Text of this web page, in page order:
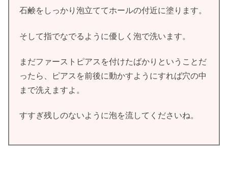
石鹸をしっかり泡立ててホールの付近に塗ります。
そして指でなでるように優しく泡で洗います。
まだファーストピアスを付けたばかりということだ
ったら、ピアスを前後に動かすようにすれば穴の中
まで洗えますよ。
すすぎ残しのないように泡を流してくださいね。